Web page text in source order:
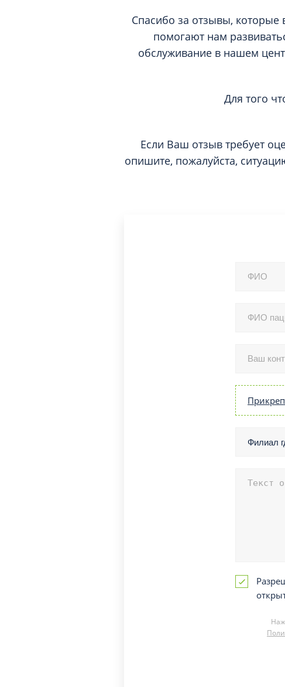
Спасибо за отзывы, которые
помогают нам
обслуживание в нашем
Для того
Если Ваш отзыв требует
опишите, пожалуйста,
Филиал